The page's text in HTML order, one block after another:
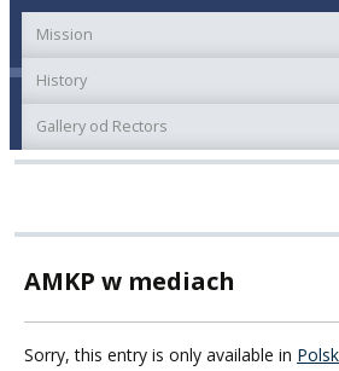
Mission
History
Gallery od Rectors
AMKP w mediach
Sorry, this entry is only available in